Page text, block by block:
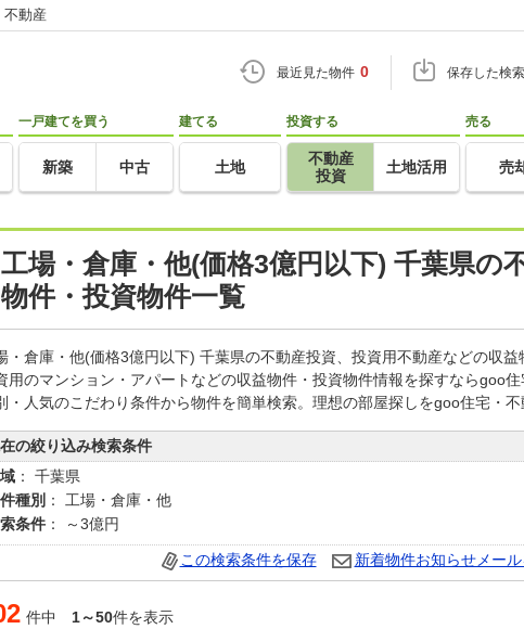
不動産
最近見た物件 0 保存した検
一戸建てを買う
新築 中古
建てる
土地
投資する
不動産
投資
土地活用
売る
売
工場・倉庫・他(価格3億円以下) 千葉県の
物件・投資物件一覧
・倉庫・他(価格3億円以下) 千葉県の不動産投資、投資用不動産などの収益
用のマンション・アパートなどの収益物件・投資物件情報を探すならgoo
・人気のこだわり条件から物件を簡単検索。理想の部屋探しをgoo住宅・不
の絞り込み検索条件
： 千葉県
種別 ： 工場・倉庫・他
条件 ： ～3億円
この検索条件を保存 新着物件お知らせメー
件中 1～50件を表示